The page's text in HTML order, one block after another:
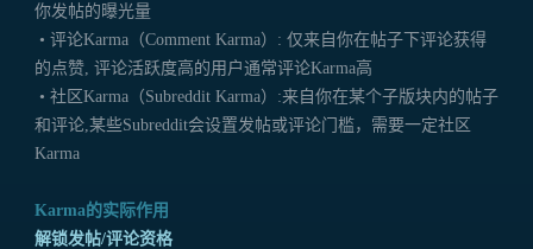
你发帖的曝光量
• 评论Karma（Comment Karma）: 仅来自你在帖子下评论获得
的点赞, 评论活跃度高的用户通常评论Karma高
• 社区Karma（Subreddit Karma）:来自你在某个子版块内的帖子
和评论,某些Subreddit会设置发帖或评论门槛，需要一定社区
Karma
Karma的实际作用
解锁发帖/评论资格